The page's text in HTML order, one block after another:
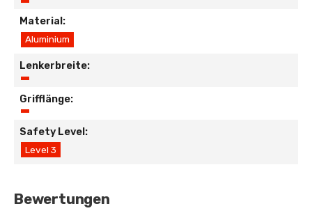
Material:
Aluminium
Lenkerbreite:
Grifflänge:
Safety Level:
Level 3
Bewertungen